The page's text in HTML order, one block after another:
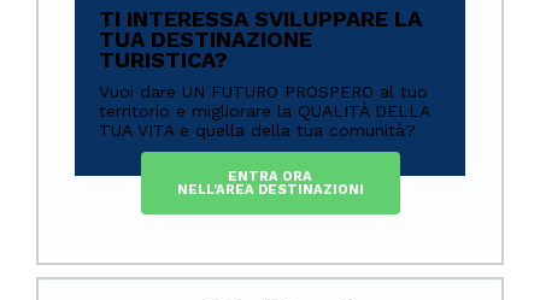
TI INTERESSA SVILUPPARE LA
TUA DESTINAZIONE
TURISTICA?
Vuoi dare UN FUTURO PROSPERO al tuo
territorio e migliorare la QUALITÀ DELLA
TUA VITA e quella della tua comunità?
ENTRA ORA
NELL'AREA DESTINAZIONI